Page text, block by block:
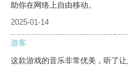
助你在网络上自由移动。
2025-01-14
游客
这款游戏的音乐非常优美，听了让